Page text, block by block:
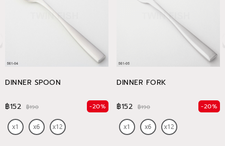
DINNER SPOON
฿152 ฿190 -20%
DINNER FORK
฿152 ฿190 -20%